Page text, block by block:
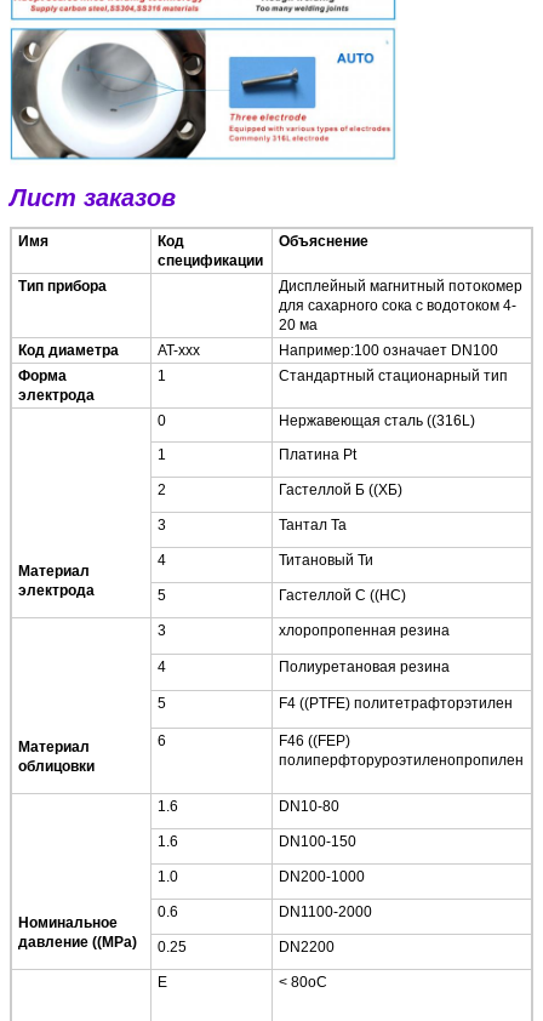
Оставьте сообщение
Мы скоро тебе перезвоним!
Лист заказов
Имя
Код
спецификации
Объяснение
Тип прибора
Дисплейный магнитный потокомер
для сахарного сока с водотоком 4-
20 ма
Код диаметра
AT-xxx
Например:100 означает DN100
Форма
электрода
1 Стандартный стационарный тип
Материал
электрода
0
Нержавеющая сталь ((316L)
1
Платина Pt
2 Гастеллой Б ((ХБ)
3 Тантал Ta
4 Титановый Ти
5 Гастеллой C ((HC)
Материал
облицовки
3 хлоропропенная резина
4 Полиуретановая резина
5 F4 ((PTFE) политетрафторэтилен
6
F46 ((FEP)
полиперфторуроэтиленопропилен
Номинальное
давление ((MPa)
1.6 DN10-80
1.6 DN100-150
1.0 DN200-1000
0.6 DN1100-2000
0.25 DN2200
Е < 80oC